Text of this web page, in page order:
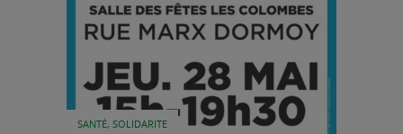
SANTÉ, SOLIDARITE